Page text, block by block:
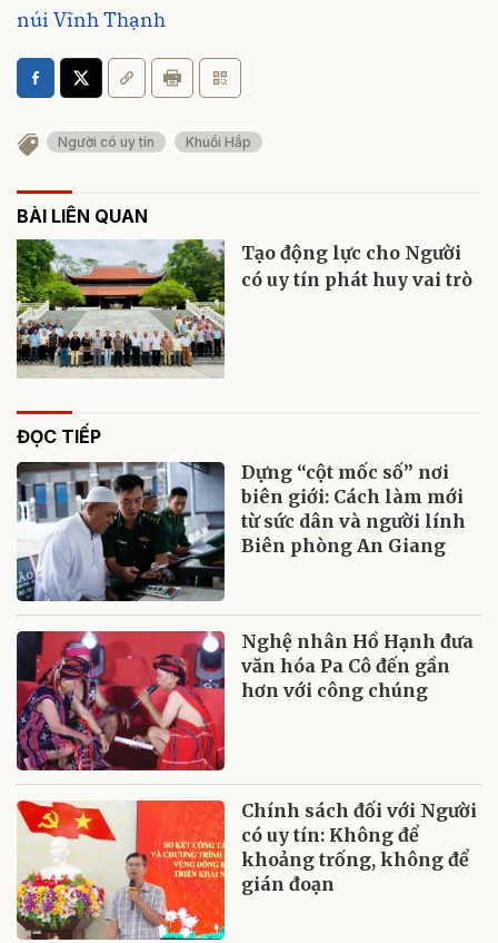
núi Vĩnh Thạnh
Người có uy tín Khuổi Hắp
BÀI LIÊN QUAN
Tạo động lực cho Người
có uy tín phát huy vai trò
ĐỌC TIẾP
Dựng “cột mốc số” nơi
biên giới: Cách làm mới
từ sức dân và người lính
Biên phòng An Giang
Nghệ nhân Hồ Hạnh đưa
văn hóa Pa Cô đến gần
hơn với công chúng
Chính sách đối với Người
có uy tín: Không để
khoảng trống, không để
gián đoạn